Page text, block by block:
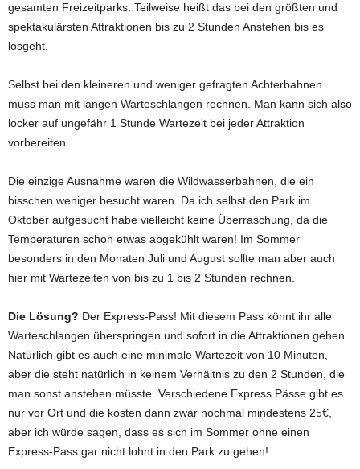
gesamten Freizeitparks. Teilweise heißt das bei den größten und
spektakulärsten Attraktionen bis zu 2 Stunden Anstehen bis es
losgeht.
Selbst bei den kleineren und weniger gefragten Achterbahnen
muss man mit langen Warteschlangen rechnen. Man kann sich also
locker auf ungefähr 1 Stunde Wartezeit bei jeder Attraktion
vorbereiten.
Die einzige Ausnahme waren die Wildwasserbahnen, die ein
bisschen weniger besucht waren. Da ich selbst den Park im
Oktober aufgesucht habe vielleicht keine Überraschung, da die
Temperaturen schon etwas abgekühlt waren! Im Sommer
besonders in den Monaten Juli und August sollte man aber auch
hier mit Wartezeiten von bis zu 1 bis 2 Stunden rechnen.
Die Lösung? Der Express-Pass! Mit diesem Pass könnt ihr alle
Warteschlangen überspringen und sofort in die Attraktionen gehen.
Natürlich gibt es auch eine minimale Wartezeit von 10 Minuten,
aber die steht natürlich in keinem Verhältnis zu den 2 Stunden, die
man sonst anstehen müsste. Verschiedene Express Pässe gibt es
nur vor Ort und die kosten dann zwar nochmal mindestens 25€,
aber ich würde sagen, dass es sich im Sommer ohne einen
Express-Pass gar nicht lohnt in den Park zu gehen!